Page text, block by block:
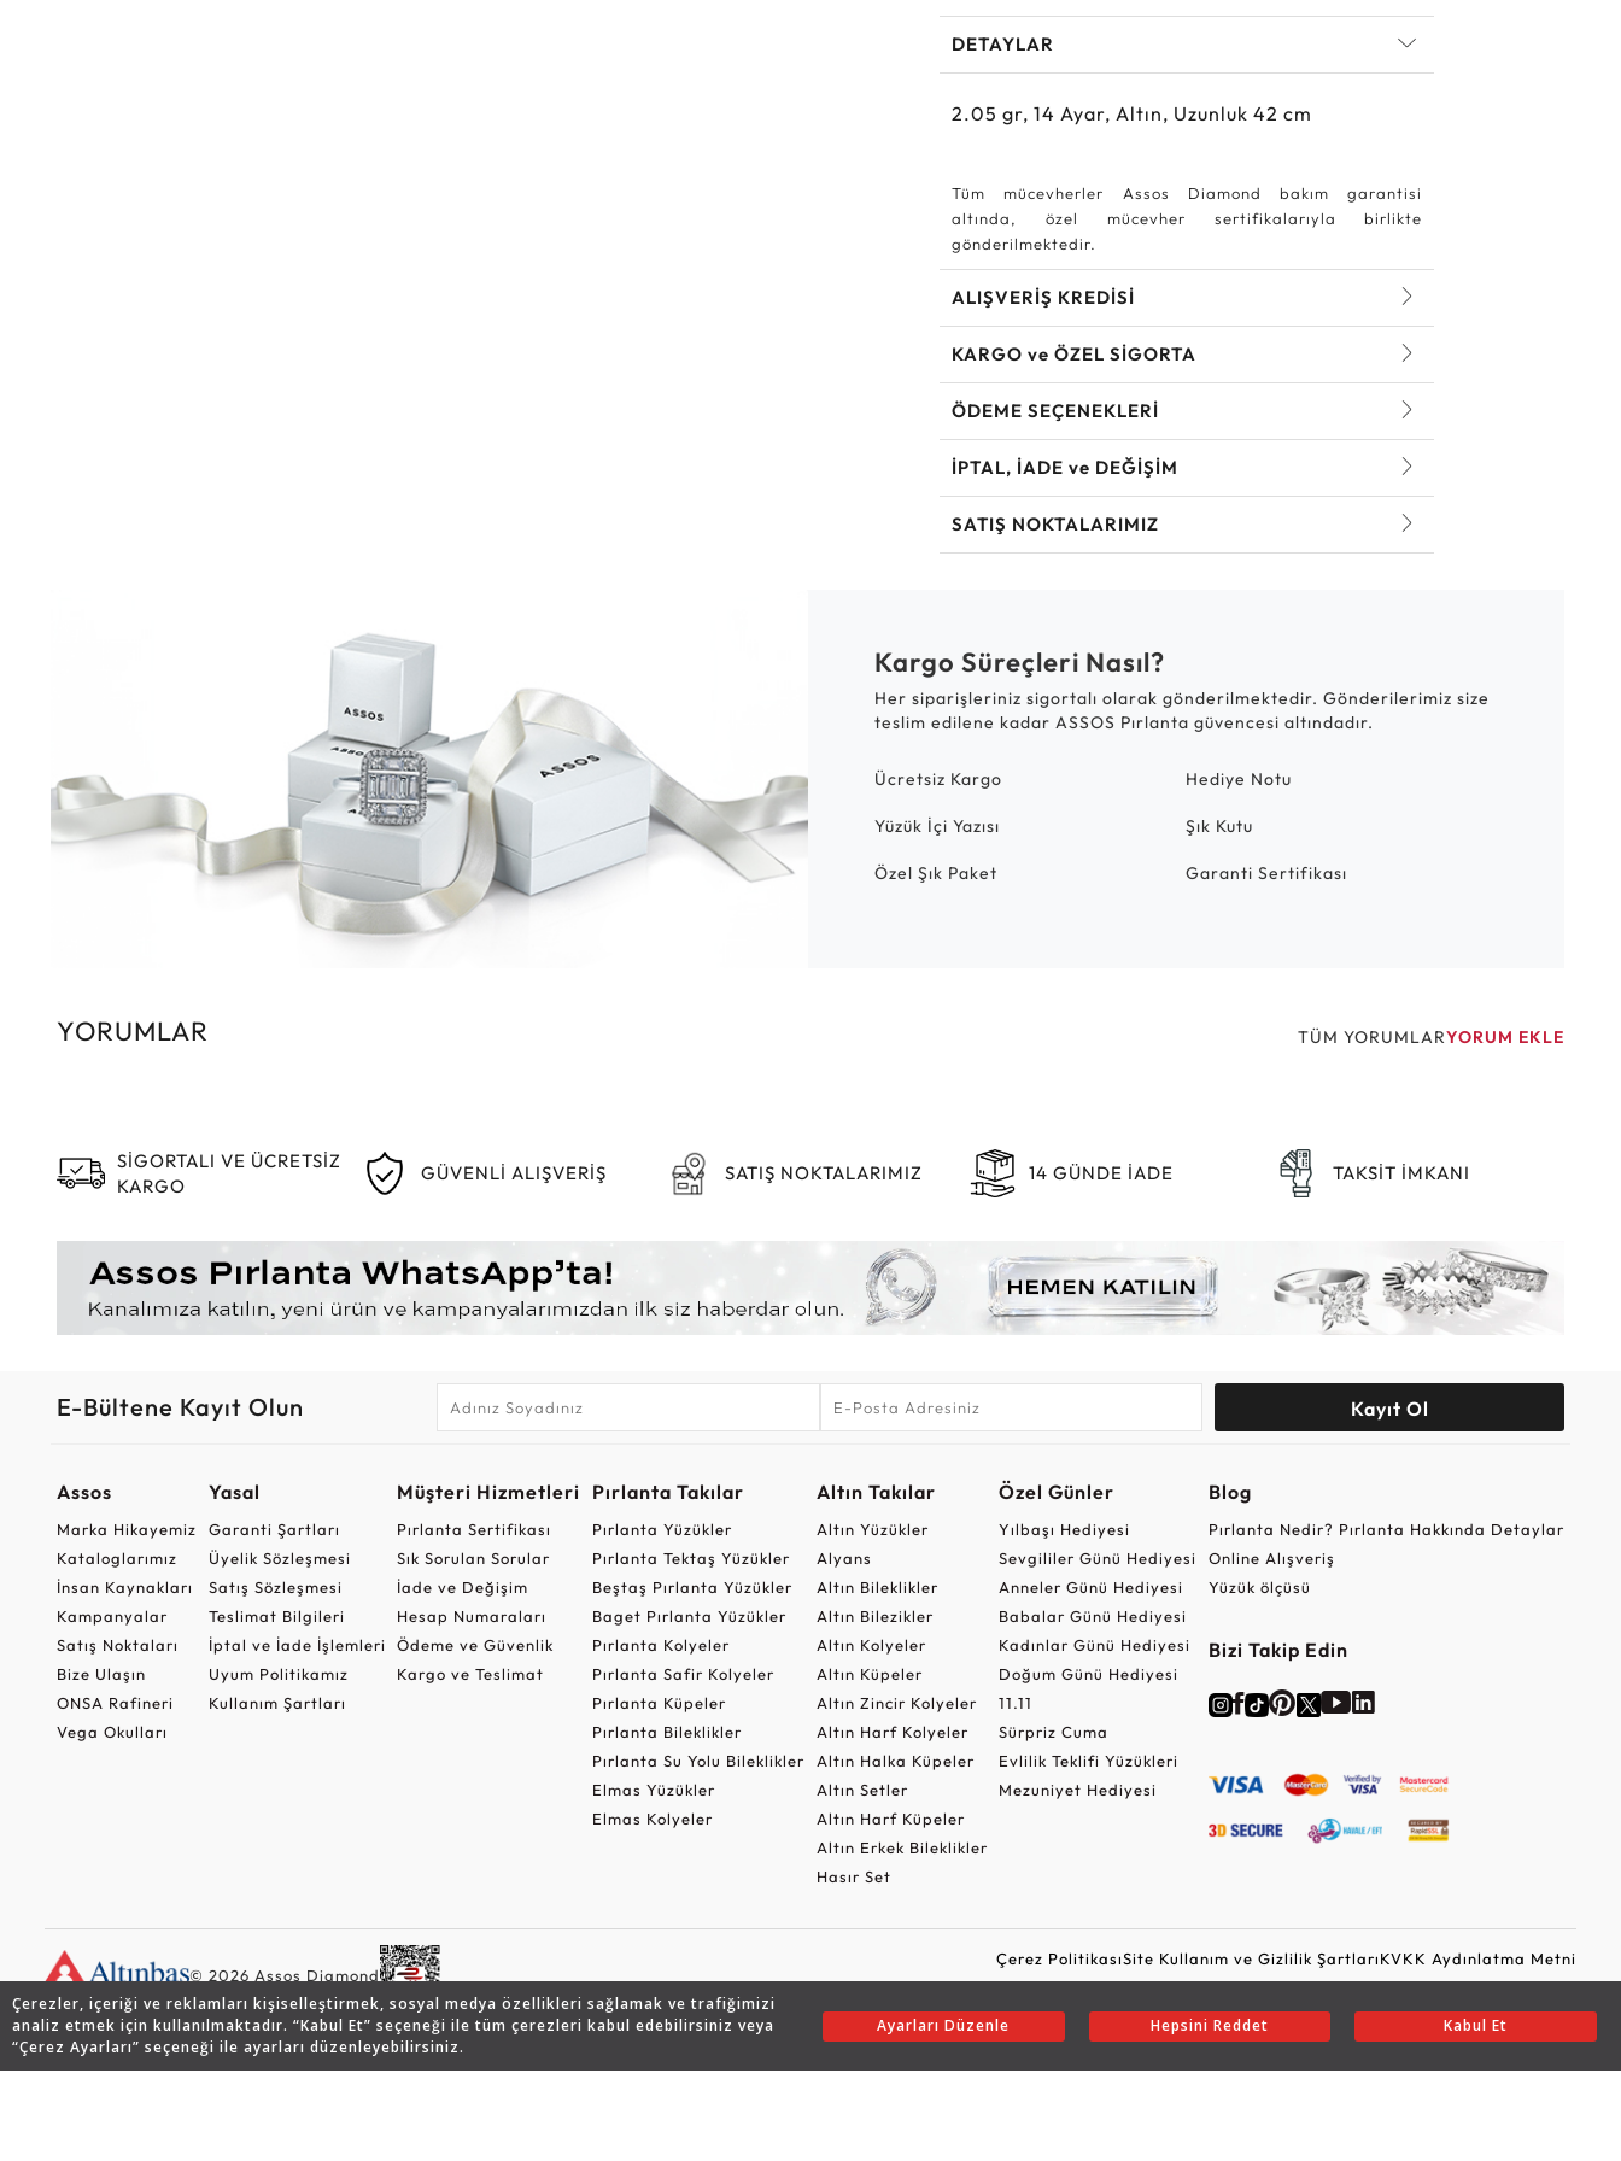
Çerezler, içeriği ve reklamları kişiselleştirmek, sosyal medya özellikleri sağlamak ve trafiğimizi
analiz etmek için kullanılmaktadır. “Kabul Et” seçeneği ile tüm çerezleri kabul edebilirsiniz veya
“Çerez Ayarları” seçeneği ile ayarları düzenleyebilirsiniz.
Ayarları Düzenle Hepsini Reddet Kabul Et
DETAYLAR
2.05gr,14Ayar, Altın, Uzunluk 42 cm
Tüm mücevherler Assos Diamond bakım garantisi
altında, özel mücevher sertifikalarıyla birlikte
gönderilmektedir.
ALIŞVERİŞ KREDİSİ
KARGO ve ÖZEL SİGORTA
ÖDEME SEÇENEKLERİ
İPTAL, İADE ve DEĞİŞİM
SATIŞ NOKTALARIMIZ
Kargo Süreçleri Nasıl?
Her siparişleriniz sigortalı olarak gönderilmektedir. Gönderilerimiz size
teslim edilene kadar ASSOS Pırlanta güvencesi altındadır.
Ücretsiz Kargo Hediye Notu
Yüzük İçi Yazısı Şık Kutu
Özel Şık Paket Garanti Sertifikası
YORUMLAR TÜM YORUMLARYORUM EKLE
SİGORTALI VE ÜCRETSİZ
KARGO
GÜVENLİ ALIŞVERİŞ SATIŞ NOKTALARIMIZ 14 GÜNDE İADE TAKSİT İMKANI
E-Bültene Kayıt Olun Kayıt Ol
Assos
Marka Hikayemiz
Kataloglarımız
İnsan Kaynakları
Kampanyalar
Satış Noktaları
Bize Ulaşın
ONSA Rafineri
Vega Okulları
Yasal
Garanti Şartları
Üyelik Sözleşmesi
Satış Sözleşmesi
Teslimat Bilgileri
İptal ve İade İşlemleri
Uyum Politikamız
Kullanım Şartları
Müşteri Hizmetleri
Pırlanta Sertifikası
Sık Sorulan Sorular
İade ve Değişim
Hesap Numaraları
Ödeme ve Güvenlik
Kargo ve Teslimat
Pırlanta Takılar
Pırlanta Yüzükler
Pırlanta Tektaş Yüzükler
Beştaş Pırlanta Yüzükler
Baget Pırlanta Yüzükler
Pırlanta Kolyeler
Pırlanta Safir Kolyeler
Pırlanta Küpeler
Pırlanta Bileklikler
Pırlanta Su Yolu Bileklikler
Elmas Yüzükler
Elmas Kolyeler
Altın Takılar
Altın Yüzükler
Alyans
Altın Bileklikler
Altın Bilezikler
Altın Kolyeler
Altın Küpeler
Altın Zincir Kolyeler
Altın Harf Kolyeler
Altın Halka Küpeler
Altın Setler
Altın Harf Küpeler
Altın Erkek Bileklikler
Hasır Set
Özel Günler
Yılbaşı Hediyesi
Sevgililer Günü Hediyesi
Anneler Günü Hediyesi
Babalar Günü Hediyesi
Kadınlar Günü Hediyesi
Doğum Günü Hediyesi
11.11
Sürpriz Cuma
Evlilik Teklifi Yüzükleri
Mezuniyet Hediyesi
Blog
Pırlanta Nedir? Pırlanta Hakkında Detaylar
Online Alışveriş
Yüzük ölçüsü
Bizi Takip Edin
© 2026 Assos Diamond
Çerez PolitikasıSite Kullanım ve Gizlilik ŞartlarıKVKK Aydınlatma Metni